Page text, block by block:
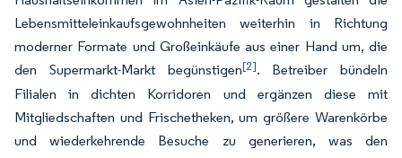
Lebensmitteleinkaufsgewohnheiten weiterhin in Richtung
moderner Formate und Großeinkäufe aus einer Hand um, die
den Supermarkt-Markt begünstigen[2]. Betreiber bündeln
Filialen in dichten Korridoren und ergänzen diese mit
Mitgliedschaften und Frischetheken, um größere Warenkörbe
und wiederkehrende Besuche zu generieren, was den